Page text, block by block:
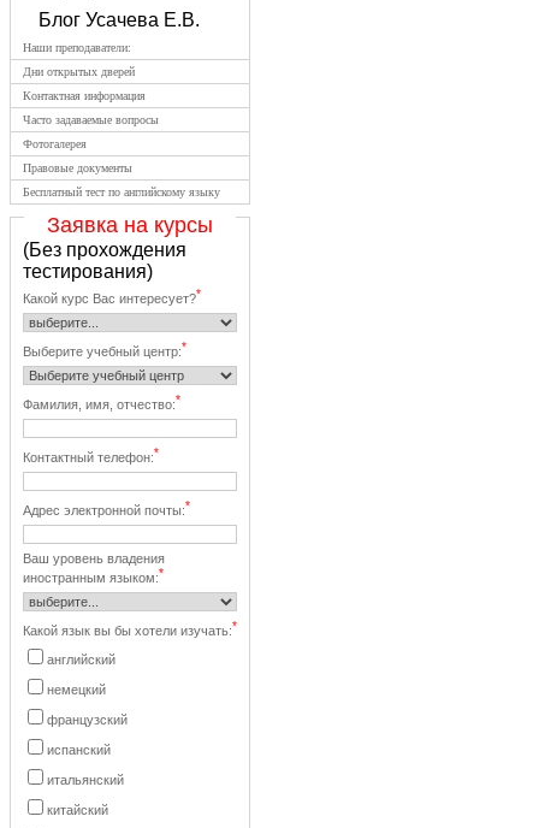
Блог Усачева Е.В.
Наши преподаватели:
Дни открытых дверей
Контактная информация
Часто задаваемые вопросы
Фотогалерея
Правовые документы
Бесплатный тест по английскому языку
Заявка на курсы
(Без прохождения
тестирования)
Какой курс Вас интересует?*
Выберите учебный центр:*
Фамилия, имя, отчество:*
Контактный телефон:*
Адрес электронной почты:*
Ваш уровень владения
иностранным языком:*
Какой язык вы бы хотели изучать:*
английский
немецкий
французский
испанский
итальянский
китайский